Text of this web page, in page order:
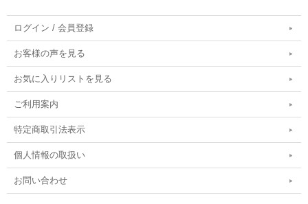
ログイン / 会員登録
お客様の声を見る
お気に入りリストを見る
ご利用案内
特定商取引法表示
個人情報の取扱い
お問い合わせ